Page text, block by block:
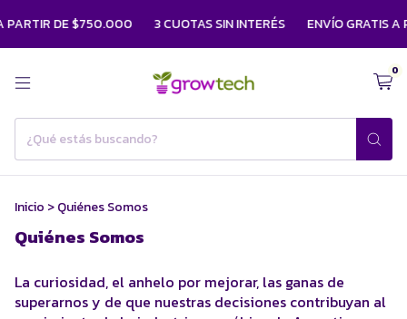
PARTIR DE $750.000 3 CUOTAS SIN INTERÉS ENVÍO GRATIS
0
Inicio >Quiénes Somos
Quiénes Somos
La curiosidad, el anhelo por mejorar, las ganas de
superarnos y de que nuestras decisiones contribuyan al